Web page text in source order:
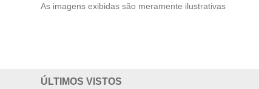
As imagens exibidas são meramente ilustrativas
ÚLTIMOS VISTOS